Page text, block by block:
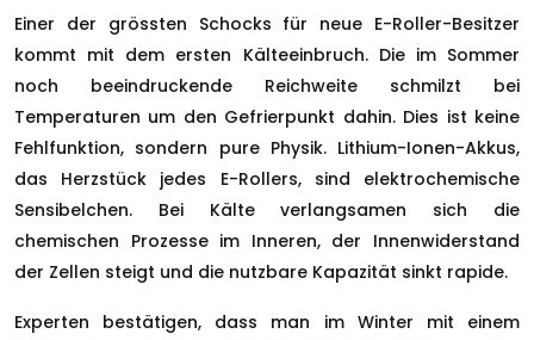
Einer der grössten Schocks für neue E-Roller-Besitzer
kommt mit dem ersten Kälteeinbruch. Die im Sommer
noch beeindruckende Reichweite schmilzt bei
Temperaturen um den Gefrierpunkt dahin. Dies ist keine
Fehlfunktion, sondern pure Physik. Lithium-Ionen-Akkus,
das Herzstück jedes E-Rollers, sind elektrochemische
Sensibelchen. Bei Kälte verlangsamen sich die
chemischen Prozesse im Inneren, der Innenwiderstand
der Zellen steigt und die nutzbare Kapazität sinkt rapide.
Experten bestätigen, dass man im Winter mit einem